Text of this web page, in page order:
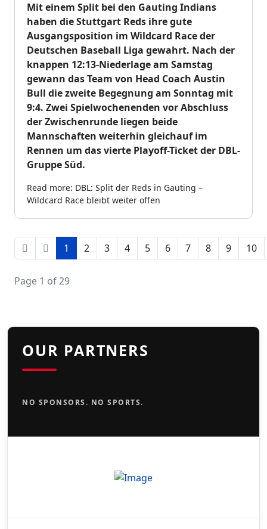
Mit einem Split bei den Gauting Indians
haben die Stuttgart Reds ihre gute
Ausgangsposition im Wildcard Race der
Deutschen Baseball Liga gewahrt. Nach der
knappen 12:13-Niederlage am Samstag
gewann das Team von Head Coach Austin
Bull die zweite Begegnung am Sonntag mit
9:4. Zwei Spielwochenenden vor Abschluss
der Zwischenrunde liegen beide
Mannschaften weiterhin gleichauf im
Rennen um das vierte Playoff-Ticket der DBL-
Gruppe Süd.
Read more: DBL: Split der Reds in Gauting –
Wildcard Race bleibt weiter offen
1 2 3 4 5 6 7 8 9 10
Page 1 of 29
OUR PARTNERS
NO SPONSORS. NO SPORTS.